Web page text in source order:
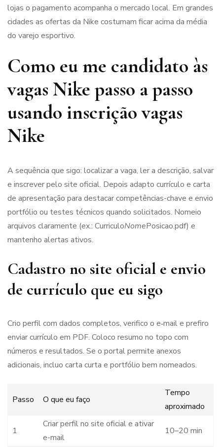
lojas o pagamento acompanha o mercado local. Em grandes
cidades as ofertas da Nike costumam ficar acima da média
do varejo esportivo.
Como eu me candidato às
vagas Nike passo a passo
usando inscrição vagas
Nike
A sequência que sigo: localizar a vaga, ler a descrição, salvar
e inscrever pelo site oficial. Depois adapto currículo e carta
de apresentação para destacar competências-chave e envio
portfólio ou testes técnicos quando solicitados. Nomeio
arquivos claramente (ex.: CurriculoNomePosicao.pdf) e
mantenho alertas ativos.
Cadastro no site oficial e envio
de currículo que eu sigo
Crio perfil com dados completos, verifico o e‑mail e prefiro
enviar currículo em PDF. Coloco resumo no topo com
números e resultados. Se o portal permite anexos
adicionais, incluo carta curta e portfólio bem nomeados.
Passo O que eu faço
Tempo
aproximado
1
Criar perfil no site oficial e ativar
e-mail
10–20 min